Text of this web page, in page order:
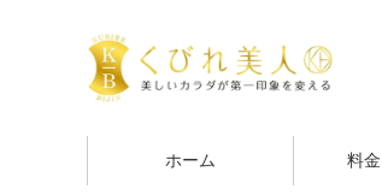
ホーム 料